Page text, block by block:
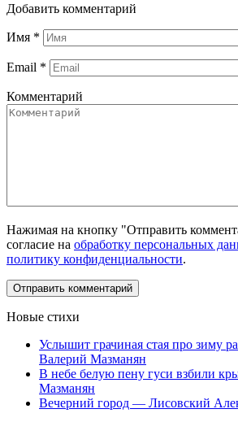
Добавить комментарий
Имя *
Email *
Комментарий
Нажимая на кнопку "Отправить
согласие на обработку персональных
политику конфиденциальности.
Новые стихи
Услышит грачиная стая про зиму
Валерий Мазманян
В небе белую пену гуси взбили
Мазманян
Вечерний город — Лисовский